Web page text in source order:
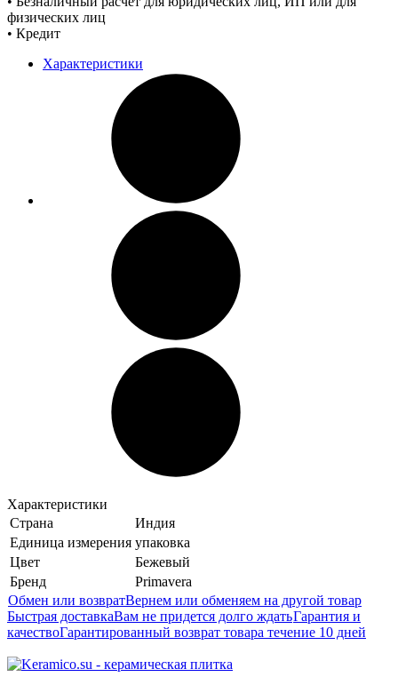
физических лиц
• Кредит
Характеристики
Характеристики
Страна
Индия
Единица измерения упаковка
Цвет
Бежевый
Бренд
Primavera
Обмен или возвратВернем или обменяем на другой товар
Быстрая доставкаВам не придется долго ждатьГарантия и
качествоГарантированный возврат товара течение 10 дней